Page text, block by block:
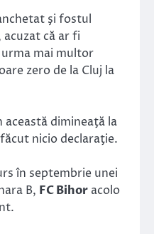
şi fostul
că ar fi
mai multor
zero de la Cluj la
dimineaţă la
nicio declaraţie.
în septembrie unei
B, FC Bihor acolo